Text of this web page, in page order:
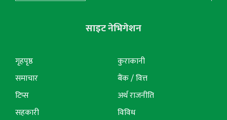
साइट नेभिगेशन
गृहपृष्ठ
समाचार
टिप्स
सहकारी
कुराकानी
बैंक / वित्त
अर्थ राजनीति
विविध